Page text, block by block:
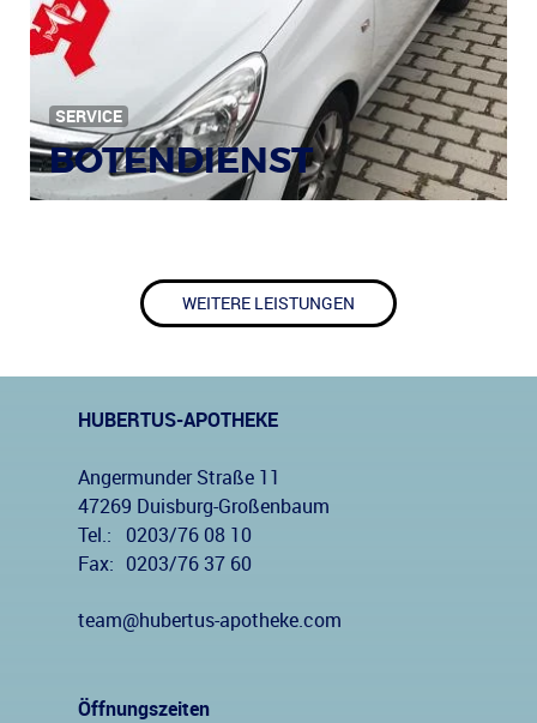
SERVICE
BOTENDIENST
WEITERE LEISTUNGEN
HUBERTUS-APOTHEKE
Angermunder Straße 11
47269 Duisburg-Großenbaum
Tel.:
0203/76 08 10
Fax:
0203/76 37 60
team@hubertus-apotheke.com
Öffnungszeiten